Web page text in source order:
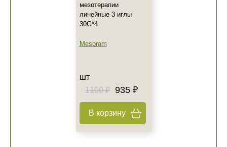
мезотерапии
линейные 3 иглы
30G*4
Mesoram
шт
1100 ₽
935 ₽
В корзину